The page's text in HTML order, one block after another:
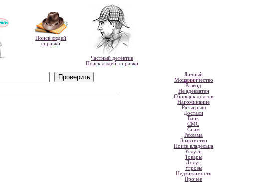
Поиск людей
справки
Частный детектив
Поиск людей, справки
Личный
Мошенничество
Развод
Не адекватен
Сборщик долгов
Напоминание
Розыгрыш
Достали
Банк
СМС
Спам
Реклама
Знакомство
Поиск владельца
Услуги
Товары
Досуг
Угрозы
Недвижимость
Прочее